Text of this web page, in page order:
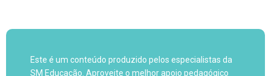
Este é um conteúdo produzido pelos especialistas da
SM Educação. Aproveite o melhor apoio pedagógico